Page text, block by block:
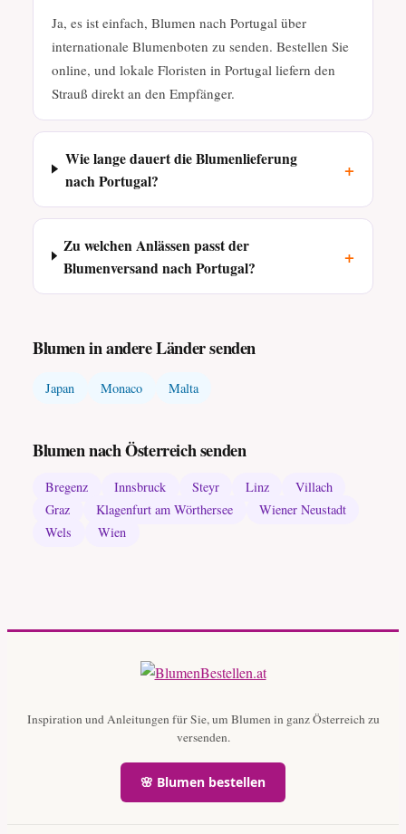
Ja, es ist einfach, Blumen nach Portugal über
internationale Blumenboten zu senden. Bestellen Sie
online, und lokale Floristen in Portugal liefern den
Strauß direkt an den Empfänger.
Wie lange dauert die Blumenlieferung
nach Portugal?
+
Zu welchen Anlässen passt der
Blumenversand nach Portugal?
+
Blumen in andere Länder senden
Japan Monaco Malta
Blumen nach Österreich senden
Bregenz Innsbruck Steyr Linz
Villach
Graz
Klagenfurt am Wörthersee
Wiener Neustadt
Wels
Wien
Inspiration und Anleitungen für Sie, um Blumen in ganz Österreich zu
versenden.
🌸 Blumen bestellen